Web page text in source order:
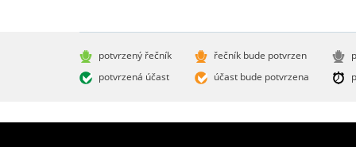
potvrzený řečník
potvrzená účast
řečník bude potvrzen
účast bude potvrzena